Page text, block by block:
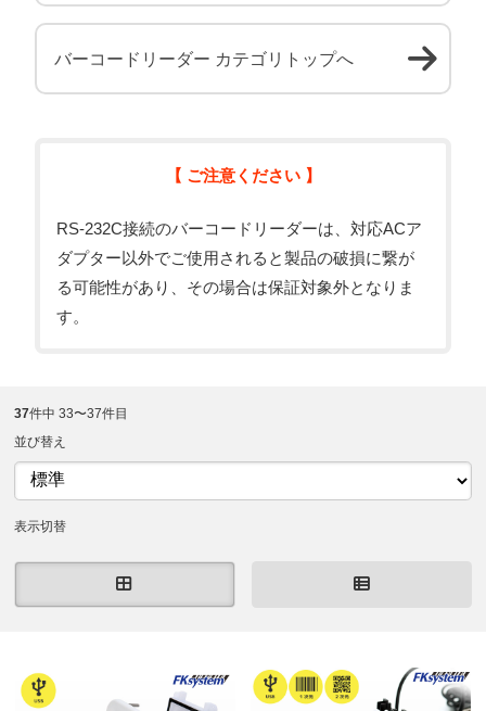
バーコードリーダー カテゴリトップへ
【 ご注意ください 】
RS-232C接続のバーコードリーダーは、対応ACア
ダプター以外でご使用されると製品の破損に繋が
る可能性があり、その場合は保証対象外となりま
す。
37件中 33〜37件目
並び替え
表示切替